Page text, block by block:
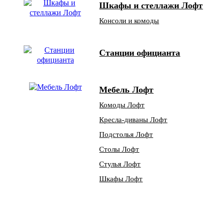
Шкафы и стеллажи Лофт
Консоли и комоды
Станции официанта
Мебель Лофт
Комоды Лофт
Кресла-диваны Лофт
Подстолья Лофт
Столы Лофт
Стулья Лофт
Шкафы Лофт